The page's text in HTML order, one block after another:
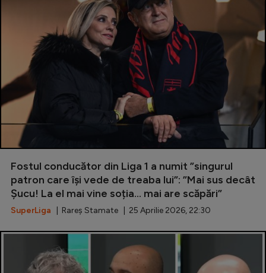
Fostul conducător din Liga 1 a numit ”singurul
patron care își vede de treaba lui”: ”Mai sus decât
Șucu! La el mai vine soția... mai are scăpări”
SuperLiga | Rareș Stamate | 25 Aprilie 2026, 22:30